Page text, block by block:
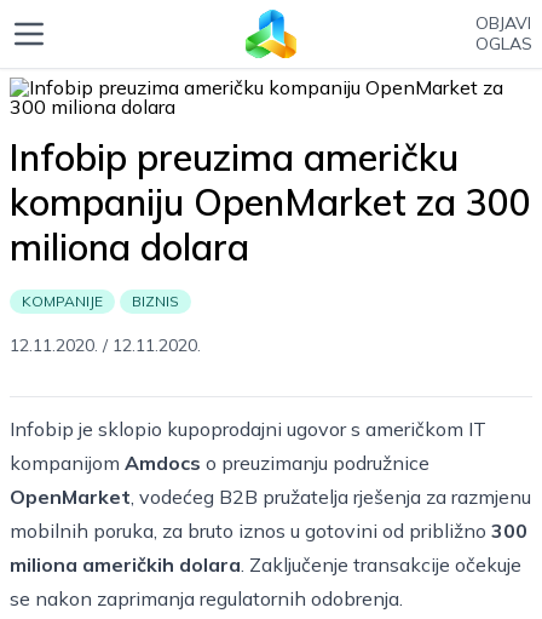
OBJAVI
OGLAS
Infobip preuzima američku
kompaniju OpenMarket za 300
miliona dolara
KOMPANIJE BIZNIS
12.11.2020. / 12.11.2020.
Infobip je sklopio kupoprodajni ugovor s američkom IT
kompanijom Amdocs o preuzimanju podružnice
OpenMarket, vodećeg B2B pružatelja rješenja za razmjenu
mobilnih poruka, za bruto iznos u gotovini od približno 300
miliona američkih dolara. Zaključenje transakcije očekuje
se nakon zaprimanja regulatornih odobrenja.